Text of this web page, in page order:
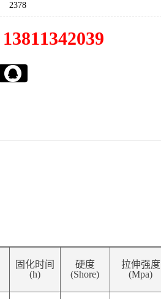
2378
13811342039
固化时间
(h)
硬度
(Shore)
拉伸强度
(Mpa)